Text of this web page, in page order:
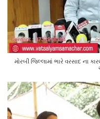
મોરબી જિલ્લામાં ભારે વરસાદ ના